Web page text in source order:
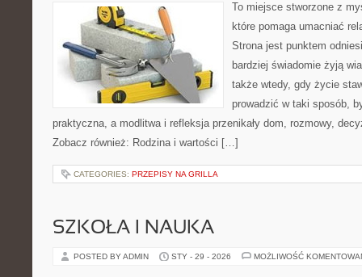
To miejsce stworzone z
które pomaga umacniać
Strona jest punktem
bardziej świadomie żyją
także wtedy, gdy życie
prowadzić w taki sposób,
praktyczna, a modlitwa i refleksja przenikały dom, rozmowy,
Zobacz również: Rodzina i wartości […]
CATEGORIES: PRZEPISY NA GRILLA
SZKOŁA I NAUKA
POSTED BY ADMIN STY - 29 - 2026 MOŻLIWOŚĆ